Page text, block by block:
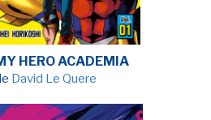
HERO ACADEMIA
David Le Quere